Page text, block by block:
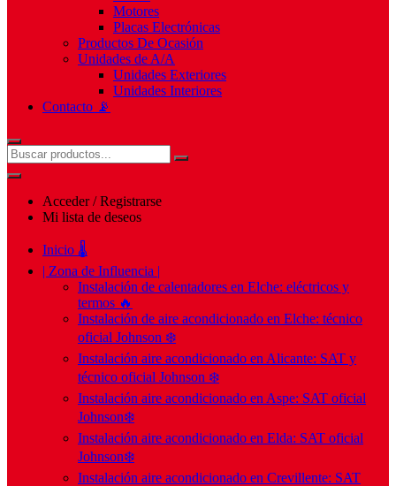
Motores
Placas Electrónicas
Productos De Ocasión
Unidades de A/A
Unidades Exteriores
Unidades Interiores
Contacto 📡
Acceder / Registrarse
Mi lista de deseos
Inicio 🌡️
| Zona de Influencia |
Instalación de calentadores en Elche: eléctricos y
termos 🔥
Instalación de aire acondicionado en Elche: técnico
oficial Johnson ❄️
Instalación aire acondicionado en Alicante: SAT y
técnico oficial Johnson ❄️
Instalación aire acondicionado en Aspe: SAT oficial
Johnson❄️
Instalación aire acondicionado en Elda: SAT oficial
Johnson❄️
Instalación aire acondicionado en Crevillente: SAT